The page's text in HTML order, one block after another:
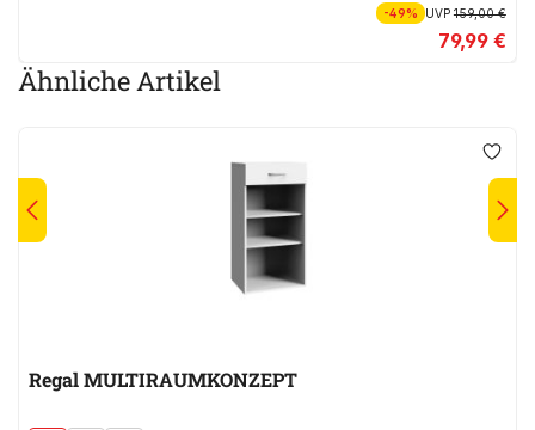
-49% UVP159,00 €
79,99 €
Ähnliche Artikel
Regal MULTIRAUMKONZEPT